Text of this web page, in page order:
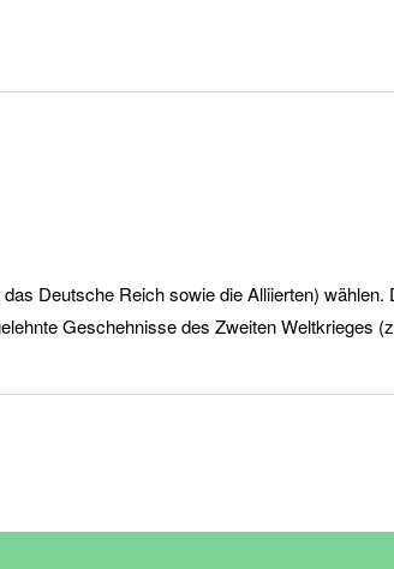
Deutsche Reich sowie die Alliierten)
Geschehnisse des Zweiten Weltkrieges